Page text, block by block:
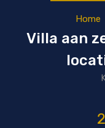
Home
Villa aan